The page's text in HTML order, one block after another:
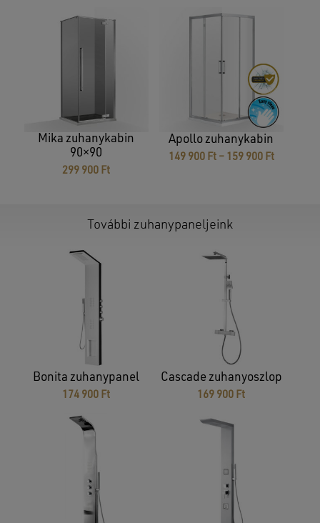
Nincsenek termékek a kosárban.
GO TO SHOP
Mika zuhanykabin
90×90
299 900 Ft
Apollo zuhanykabin
149 900 Ft – 159 900 Ft
További zuhanypaneljeink
Bonita zuhanypanel
174 900 Ft
Cascade zuhanyoszlop
169 900 Ft